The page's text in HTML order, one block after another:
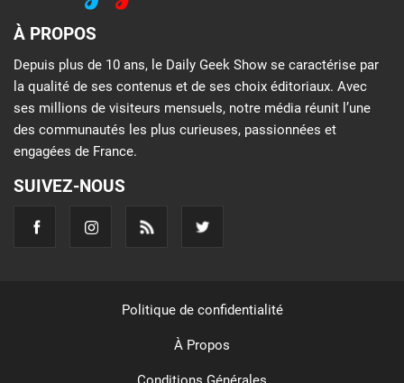
À PROPOS
Depuis plus de 10 ans, le Daily Geek Show se caractérise par
la qualité de ses contenus et de ses choix éditoriaux. Avec
ses millions de visiteurs mensuels, notre média réunit l’une
des communautés les plus curieuses, passionnées et
engagées de France.
SUIVEZ-NOUS
Politique de confidentialité
À Propos